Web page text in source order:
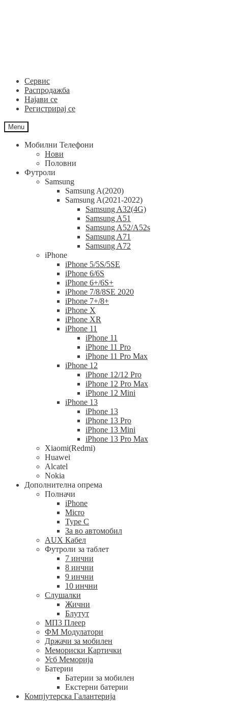
Сервис
Распродажба
Најави се
Регистрирај се
Menu
Мобилни Телефони
Нови
Половни
Футроли
Samsung
Samsung A(2020)
Samsung A(2021-2022)
Samsung A32(4G)
Samsung A51
Samsung A52/A52s
Samsung A71
Samsung A72
iPhone
iPhone 5/5S/5SE
iPhone 6/6S
iPhone 6+/6S+
iPhone 7/8/8SE 2020
iPhone 7+/8+
iPhone X
iPhone XR
iPhone 11
iPhone 11
iPhone 11 Pro
iPhone 11 Pro Max
iPhone 12
iPhone 12/12 Pro
iPhone 12 Pro Max
iPhone 12 Mini
iPhone 13
iPhone 13
iPhone 13 Pro
iPhone 13 Mini
iPhone 13 Pro Max
Xiaomi(Redmi)
Huawei
Alcatel
Nokia
Дополнителна опрема
Полначи
iPhone
Micro
Type C
За во автомобил
AUX Кабел
Футроли за таблет
7 инчни
8 инчни
9 инчни
10 инчни
Слушалки
Жични
Блутут
МП3 Плеер
ФМ Модулатори
Држачи за мобилен
Мемориски Картички
Усб Меморија
Батерии
Батерии за мобилен
Екстерни батерии
Компјутерска Галантерија